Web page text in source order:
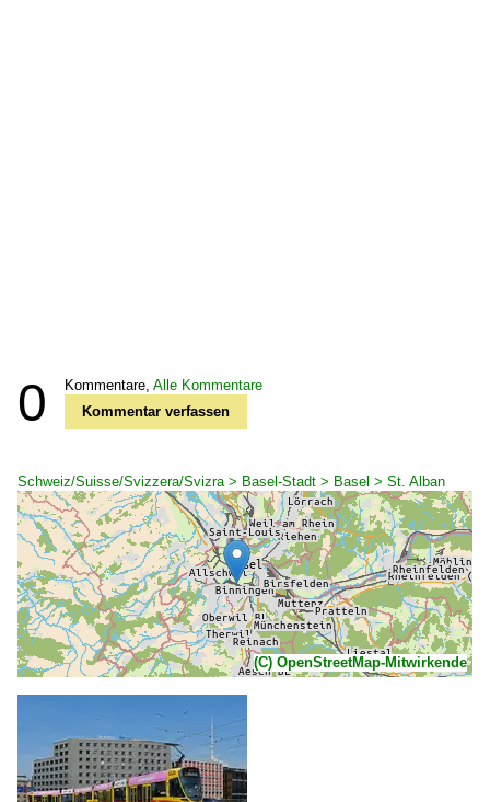
0 Kommentare, Alle Kommentare
Kommentar verfassen
Schweiz/Suisse/Svizzera/Svizra > Basel-Stadt > Basel > St. Alban
(C) OpenStreetMap-Mitwirkende